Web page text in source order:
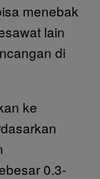
menebak
lain
di
ke
0.3-